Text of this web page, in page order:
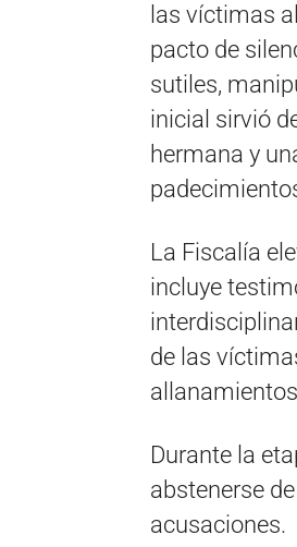
las víctimas
pacto de
sutiles,
inicial sirvió
hermana y
La Fiscalía
incluye
de las
Durante la
abstenerse
acusaciones.